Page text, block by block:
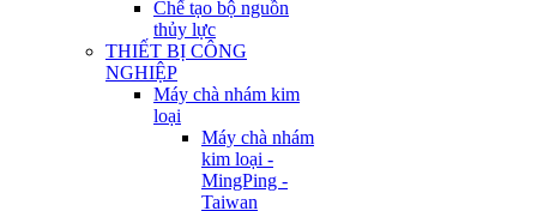
Chế tạo bộ nguồn
thủy lực
THIẾT BỊ CÔNG
NGHIỆP
Máy chà nhám kim
loại
Máy chà nhám
kim loại -
MingPing -
Taiwan